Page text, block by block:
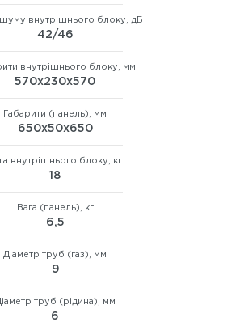
шуму внутрішнього блоку, дБ
42/46
внутрішнього блоку, мм
570х230х570
Габарити (панель), мм
650х50х650
внутрішнього блоку, кг
18
Вага (панель), кг
6,5
Діаметр труб (газ), мм
9
труб (рідина), мм
6